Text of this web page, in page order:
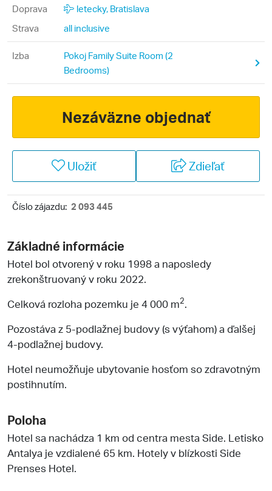
Doprava
letecky, Bratislava
Strava
all inclusive
Izba
Pokoj Family Suite Room (2
Bedrooms)
Nezáväzne objednať
Uložiť Zdieľať
Číslo zájazdu: 2 093 445
Základné informácie
Hotel bol otvorený v roku 1998 a naposledy
zrekonštruovaný v roku 2022.
Celková rozloha pozemku je 4 000 m2.
Pozostáva z 5-podlažnej budovy (s výťahom) a ďalšej
4-podlažnej budovy.
Hotel neumožňuje ubytovanie hosťom so zdravotným
postihnutím.
Poloha
Hotel sa nachádza 1 km od centra mesta Side. Letisko
Antalya je vzdialené 65 km. Hotely v blízkosti Side
Prenses Hotel.